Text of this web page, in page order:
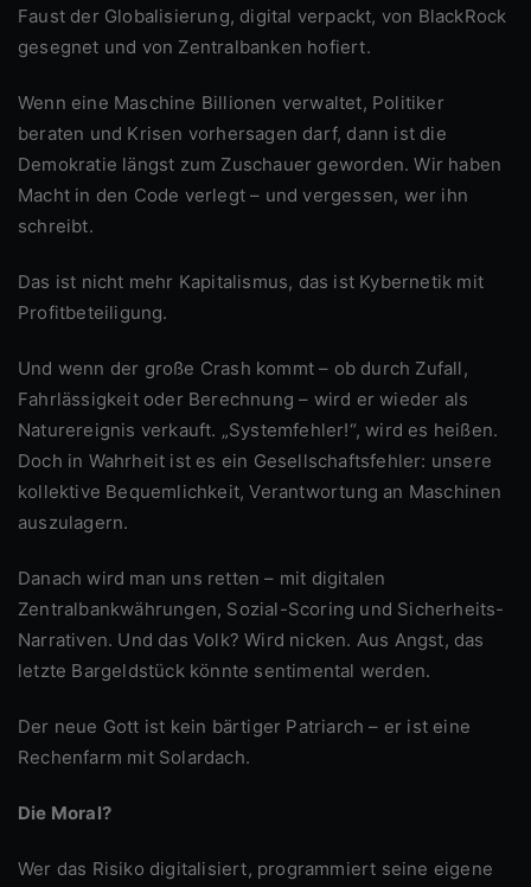
Faust der Globalisierung, digital verpackt, von BlackRock
gesegnet und von Zentralbanken hofiert.
Wenn eine Maschine Billionen verwaltet, Politiker
beraten und Krisen vorhersagen darf, dann ist die
Demokratie längst zum Zuschauer geworden. Wir haben
Macht in den Code verlegt – und vergessen, wer ihn
schreibt.
Das ist nicht mehr Kapitalismus, das ist Kybernetik mit
Profitbeteiligung.
Und wenn der große Crash kommt – ob durch Zufall,
Fahrlässigkeit oder Berechnung – wird er wieder als
Naturereignis verkauft. „Systemfehler!“, wird es heißen.
Doch in Wahrheit ist es ein Gesellschaftsfehler: unsere
kollektive Bequemlichkeit, Verantwortung an Maschinen
auszulagern.
Danach wird man uns retten – mit digitalen
Zentralbankwährungen, Sozial-Scoring und Sicherheits-
Narrativen. Und das Volk? Wird nicken. Aus Angst, das
letzte Bargeldstück könnte sentimental werden.
Der neue Gott ist kein bärtiger Patriarch – er ist eine
Rechenfarm mit Solardach.
Die Moral?
Wer das Risiko digitalisiert, programmiert seine eigene